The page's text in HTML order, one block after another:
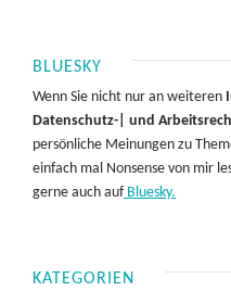
BLUESKY
Wenn Sie nicht nur an weiteren
Datenschutz-| und
persönliche Meinungen zu
einfach mal Nonsense von mir
gerne auch aufBluesky.
KATEGORIEN